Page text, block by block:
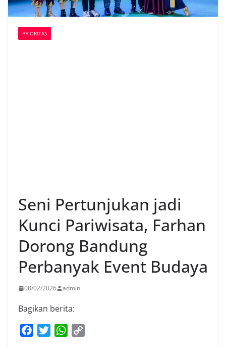
PRIORITAS
Seni Pertunjukan jadi
Kunci Pariwisata, Farhan
Dorong Bandung
Perbanyak Event Budaya
08/02/2026 admin
Bagikan berita:
W